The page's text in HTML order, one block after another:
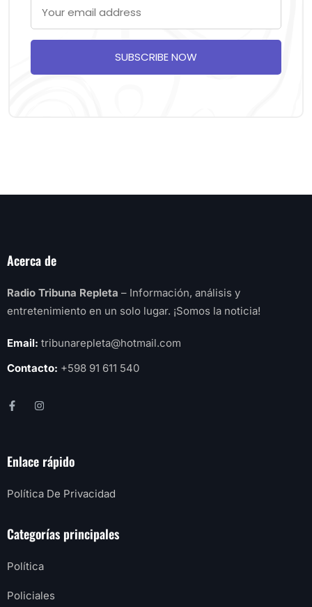
SUBSCRIBE NOW
Acerca de
Radio Tribuna Repleta – Información, análisis y
entretenimiento en un solo lugar. ¡Somos la noticia!
Email: tribunarepleta@hotmail.com
Contacto: +598 91 611 540
Enlace rápido
Política De Privacidad
Categorías principales
Política
Policiales